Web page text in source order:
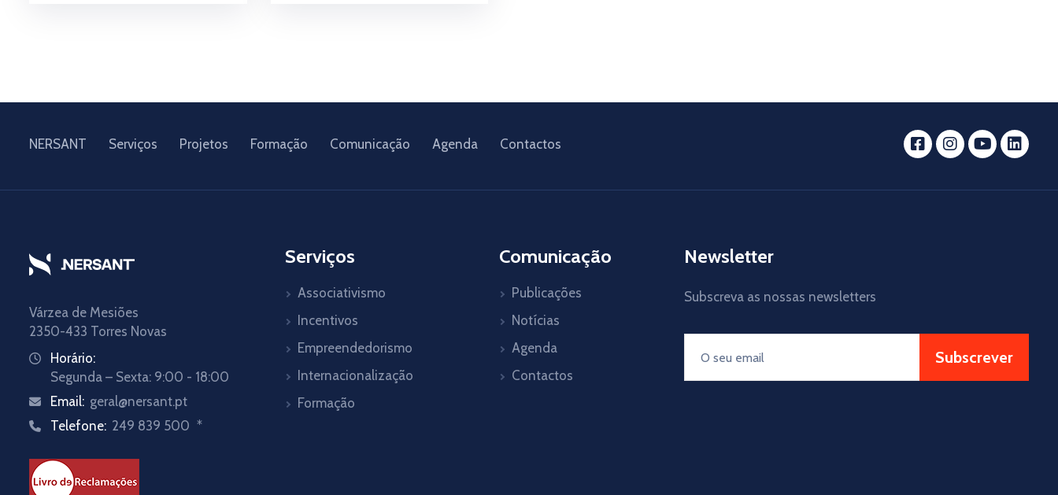
NERSANT Serviços Projetos Formação Comunicação Agenda Contactos
Várzea de Mesiões
2350-433 Torres Novas
Horário:
Segunda – Sexta: 9:00 - 18:00
Email: geral@nersant.pt
Telefone: 249 839 500 *
Serviços
Associativismo
Incentivos
Empreendedorismo
Internacionalização
Formação
Comunicação
Publicações
Notícias
Agenda
Contactos
Newsletter
Subscreva as nossas newsletters
Subscrever